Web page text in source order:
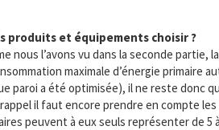
produits et équipements choisir ?
nous l’avons vu dans la seconde partie,
maximale d’énergie primaire
paroi a été optimisée), il ne reste donc
il faut encore prendre en compte les
peuvent à eux seuls représenter de 5